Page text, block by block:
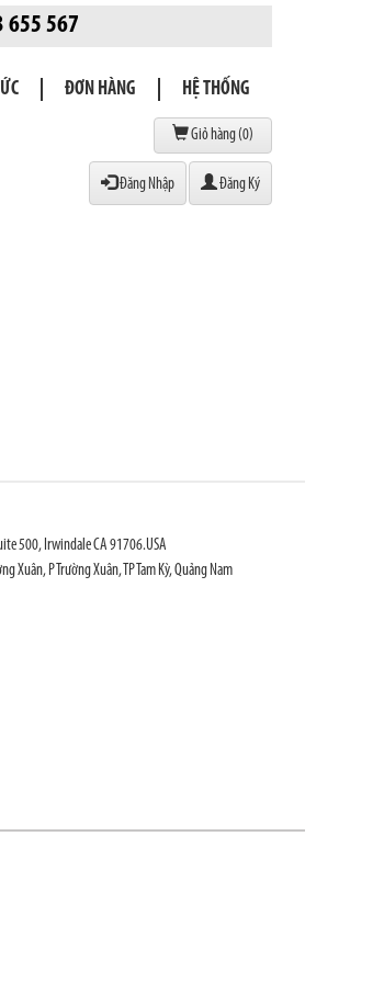
655 567
ĐƠN HÀNG HỆ THỐNG
Giỏ hàng (0)
Đăng Nhập Đăng Ký
500, Irwindale CA 91706.USA
Xuân, P Trường Xuân, TP Tam Kỳ, Quảng Nam